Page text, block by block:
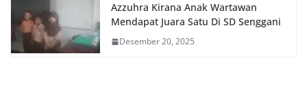
Azzuhra Kirana Anak Wartawan
Mendapat Juara Satu Di SD Senggani
Desember 20, 2025